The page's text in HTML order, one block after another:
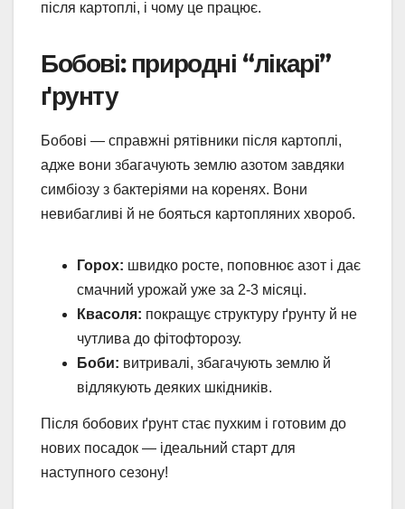
після картоплі, і чому це працює.
Бобові: природні “лікарі”
ґрунту
Бобові — справжні рятівники після картоплі,
адже вони збагачують землю азотом завдяки
симбіозу з бактеріями на коренях. Вони
невибагливі й не бояться картопляних хвороб.
Горох: швидко росте, поповнює азот і дає
смачний урожай уже за 2-3 місяці.
Квасоля: покращує структуру ґрунту й не
чутлива до фітофторозу.
Боби: витривалі, збагачують землю й
відлякують деяких шкідників.
Після бобових ґрунт стає пухким і готовим до
нових посадок — ідеальний старт для
наступного сезону!